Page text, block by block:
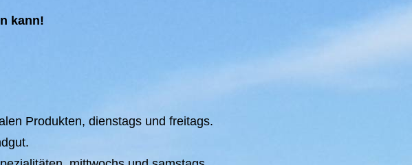
kann!
Produkten, dienstags und freitags.